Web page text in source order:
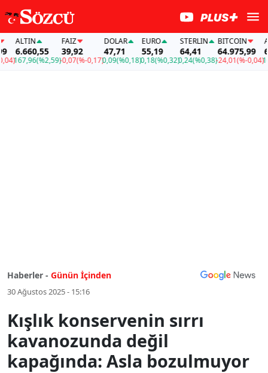
ALTIN
6.660,55
167,96(%2,59)
FAİZ
39,92
-0,07(%-0,17)
DOLAR
47,71
0,09(%0,18)
EURO
55,19
0,18(%0,32)
STERLIN
64,41
0,24(%0,38)
BITCOIN
64.975,99
-24,01(%-0,04)
Haberler - Günün İçinden
30 Ağustos 2025 - 15:16
Kışlık konservenin sırrı
kavanozunda değil
kapağında: Asla bozulmuyor